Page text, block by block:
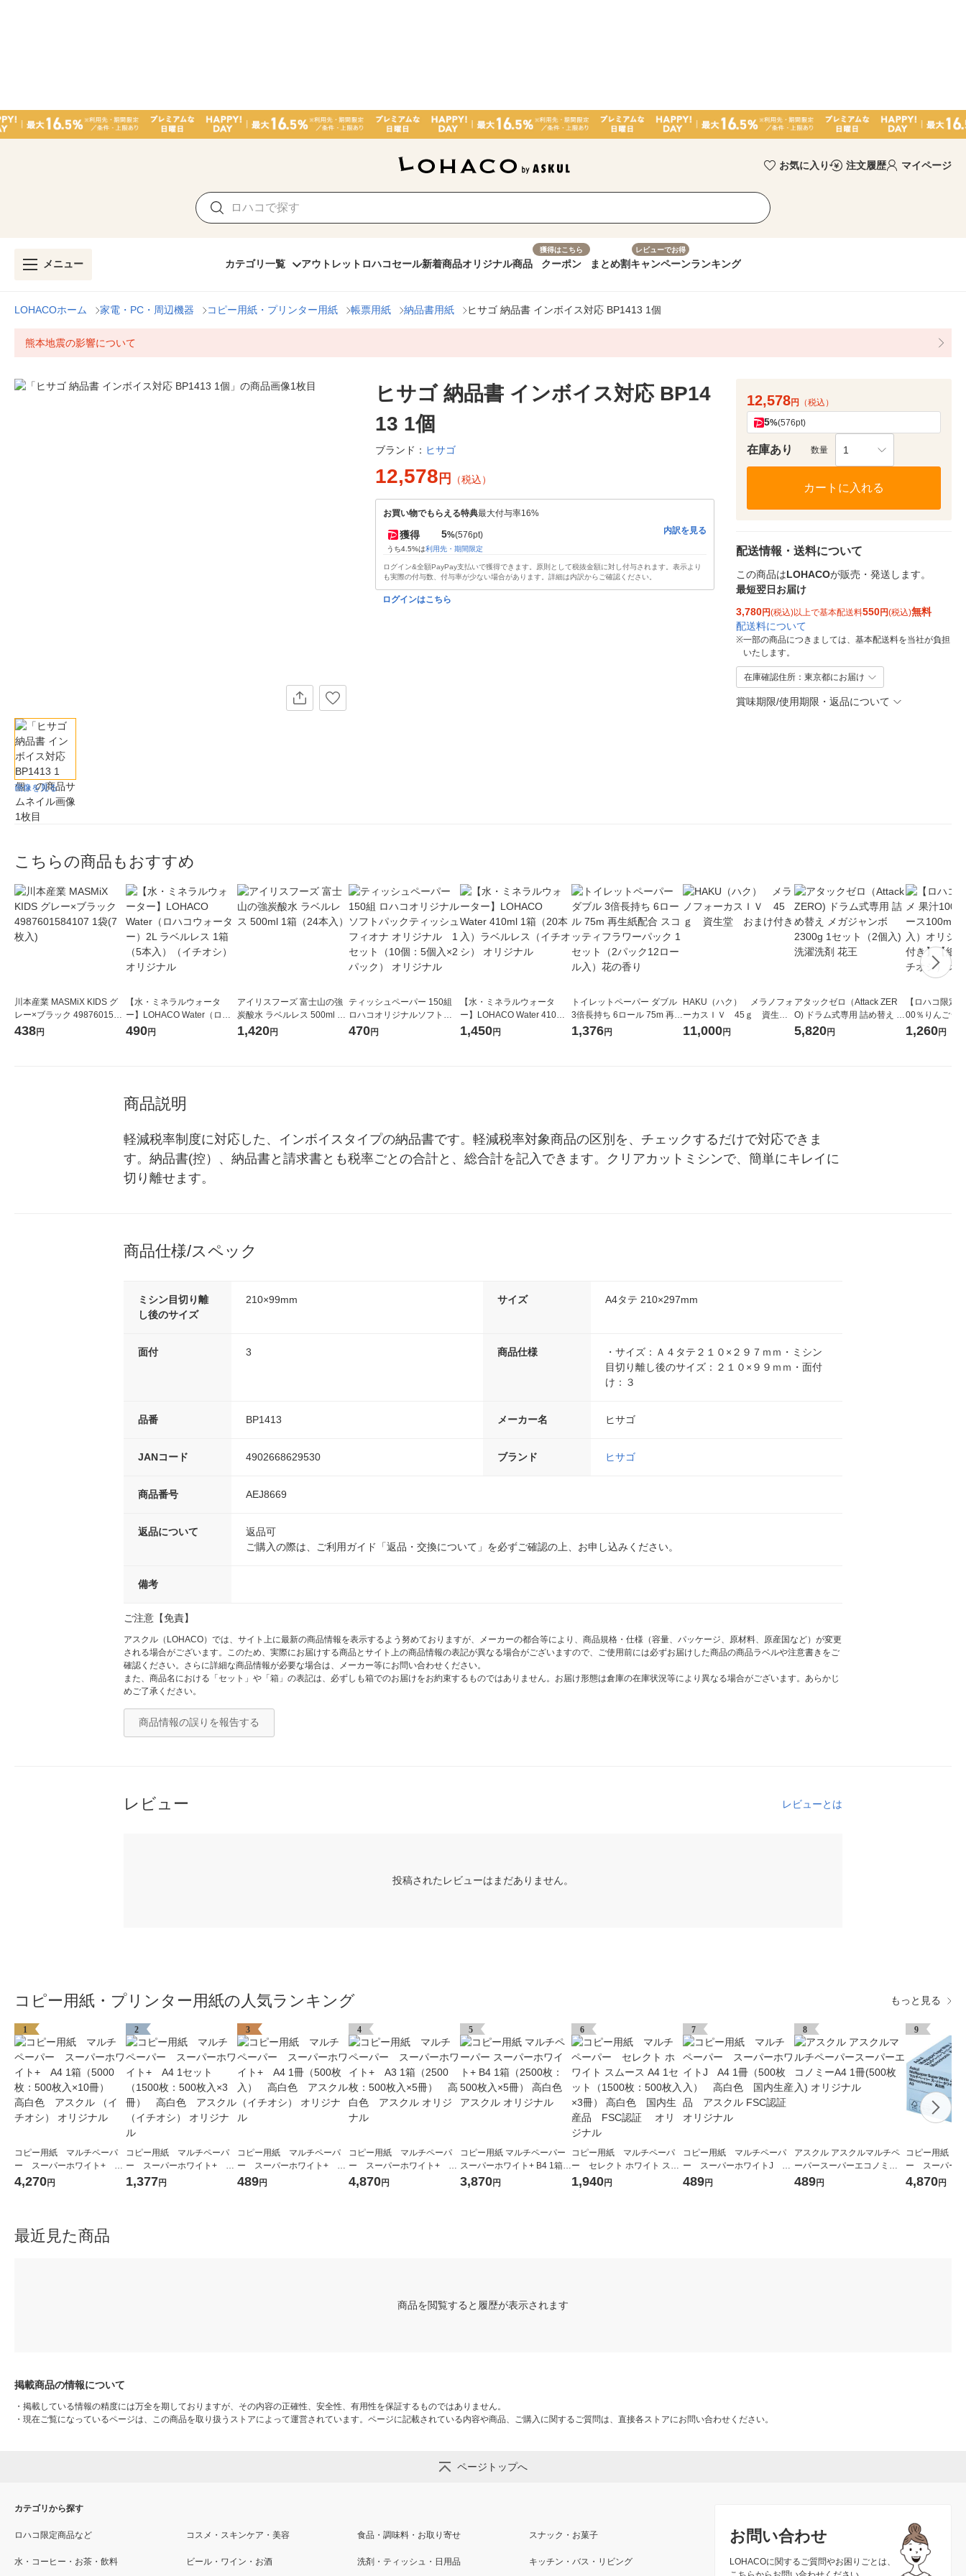
お気に入り 注文履歴 マイページ
メニュー カテゴリ一覧 アウトレット ロハコセール新着商品オリジナル商品
獲得はこちら
クーポン まとめ割
レビューでお得
キャンペーンランキング
LOHACOホーム 家電・PC・周辺機器 コピー用紙・プリンター用紙 帳票用紙 納品書用紙 ヒサゴ 納品書 インボイス対応 BP1413 1個
熊本地震の影響について
画像を見る
ヒサゴ 納品書 インボイス対応 BP14
13 1個
ブランド： ヒサゴ
12,578 円 （税込）
お買い物でもらえる特典最大付与率16%
獲得 5%(576pt)
うち4.5%は利用先・期間限定
内訳を見る
ログイン&全額PayPay支払いで獲得できます。原則として税抜金額に対し付与されます。表示より
も実際の付与数、付与率が少ない場合があります。詳細は内訳からご確認ください。
ログインはこちら
12,578円 （税込）
5%(576pt)
在庫あり 数量 1
カートに入れる
配送情報・送料について
この商品はLOHACOが販売・発送します。
最短翌日お届け
3,780円(税込)以上で基本配送料550円(税込)無料
配送料について
※一部の商品につきましては、基本配送料を当社が負担
いたします。
在庫確認住所：東京都にお届け
賞味期限/使用期限・返品について
こちらの商品もおすすめ
川本産業 MASMiX KIDS グ
レー×ブラック 4987601584
107 1袋(7枚入)
438円
【水・ミネラルウォータ
ー】LOHACO Water（ロハ
コウォーター）2L ラベルレ
490円
アイリスフーズ 富士山の強
炭酸水 ラベルレス 500ml 1
箱（24本入）
1,420円
ティッシュペーパー 150組
ロハコオリジナルソフトパ
ックティッシュ フィオナ オ
470円
【水・ミネラルウォータ
ー】LOHACO Water 410ml
1箱（20本入）ラベルレス
1,450円
トイレットペーパー ダブル
3倍長持ち 6ロール 75m 再生
紙配合 スコッティフラワー
1,376円
HAKU（ハク） メラノフォ
ーカスＩＶ 45ｇ 資生
堂 おまけ付き
11,000円
アタックゼロ（Attack ZER
O) ドラム式専用 詰め替え メ
ガジャンボ 2300g 1セット
5,820円
【ロハコ限定
00％りんごジ
箱（18本入）
1,260円
商品説明
軽減税率制度に対応した、インボイスタイプの納品書です。軽減税率対象商品の区別を、チェックするだけで対応できま
す。納品書(控）、納品書と請求書とも税率ごとの合計と、総合計を記入できます。クリアカットミシンで、簡単にキレイに
切り離せます。
商品仕様/スペック
ミシン目切り離
し後のサイズ
210×99mm サイズ A4タテ 210×297mm
面付 3 商品仕様
・サイズ：Ａ４タテ２１０×２９７ｍｍ・ミシン
目切り離し後のサイズ：２１０×９９ｍｍ・面付
け：３
品番 BP1413 メーカー名 ヒサゴ
JANコード 4902668629530 ブランド ヒサゴ
商品番号 AEJ8669
返品について
返品可
ご購入の際は、ご利用ガイド「返品・交換について」を必ずご確認の上、お申し込みください。
備考
ご注意【免責】
アスクル（LOHACO）では、サイト上に最新の商品情報を表示するよう努めておりますが、メーカーの都合等により、商品規格・仕様（容量、パッケージ、原材料、原産国など）が変更
される場合がございます。このため、実際にお届けする商品とサイト上の商品情報の表記が異なる場合がございますので、ご使用前には必ずお届けした商品の商品ラベルや注意書きをご
確認ください。さらに詳細な商品情報が必要な場合は、メーカー等にお問い合わせください。
また、商品名における「セット」や「箱」の表記は、必ずしも箱でのお届けをお約束するものではありません。お届け形態は倉庫の在庫状況等により異なる場合がございます。あらかじ
めご了承ください。
商品情報の誤りを報告する
レビュー レビューとは
投稿されたレビューはまだありません。
コピー用紙・プリンター用紙の人気ランキング もっと見る
1
コピー用紙 マルチペーパ
ー スーパーホワイト+ A4
1箱（5000枚：500枚入×10
4,270円
2
コピー用紙 マルチペーパ
ー スーパーホワイト+ A4
1セット（1500枚：500枚入
1,377円
3
コピー用紙 マルチペーパ
ー スーパーホワイト+ A4
1冊（500枚入） 高白色
489円
4
コピー用紙 マルチペーパ
ー スーパーホワイト+ A3
1箱（2500枚：500枚入×5
4,870円
5
コピー用紙 マルチペーパー
スーパーホワイト+ B4 1箱
（2500枚：500枚入×5冊）
3,870円
6
コピー用紙 マルチペーパ
ー セレクト ホワイト スム
ース A4 1セット（1500枚：
1,940円
7
コピー用紙 マルチペーパ
ー スーパーホワイトJ A4
1冊（500枚入） 高白色
489円
8
アスクル アスクルマルチペ
ーパースーパーエコノミーA
4 1冊(500枚入) オリジナル
489円
9
コピー用紙 マ
ー スーパー
1箱（2500枚
4,870円
最近見た商品
商品を閲覧すると履歴が表示されます
掲載商品の情報について
・ 掲載している情報の精度には万全を期しておりますが、その内容の正確性、安全性、有用性を保証するものではありません。
・ 現在ご覧になっているページは、この商品を取り扱うストアによって運営されています。ページに記載されている内容や商品、ご購入に関するご質問は、直接各ストアにお問い合わせください。
ページトップへ
お問い合わせ
LOHACOに関するご質問やお困りごとは、
カテゴリから探す
ロハコ限定商品など コスメ・スキンケア・美容 食品・調味料・お取り寄せ スナック・お菓子
水・コーヒー・お茶・飲料 ビール・ワイン・お酒 洗剤・ティッシュ・日用品 キッチン・バス・リビング